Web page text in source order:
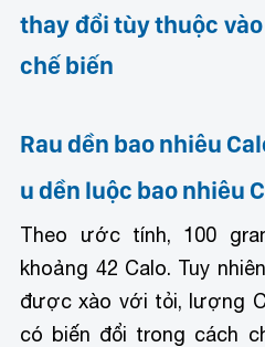
thay đổi tùy thuộc
chế biến
Rau dền bao nhiêu
u dền luộc bao nhiêu
Theo ước tính, 100
khoảng 42 Calo. Tuy
được xào với tỏi, lượng
có biến đổi trong cách